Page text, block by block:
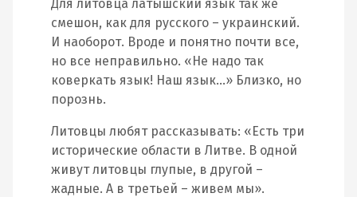
Для литовца латышский язык так же
смешон, как для русского – украинский.
И наоборот. Вроде и понятно почти все,
но все неправильно. «Не надо так
коверкать язык! Наш язык…» Близко, но
порознь.
Литовцы любят рассказывать: «Есть три
исторические области в Литве. В одной
живут литовцы глупые, в другой –
жадные. А в третьей – живем мы».